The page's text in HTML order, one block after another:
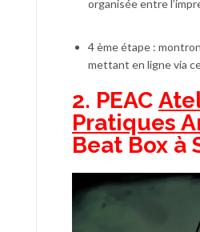
organisée entre
4 ème étape :
mettant en ligne via
2. PEAC
Pratiques
Beat Box à